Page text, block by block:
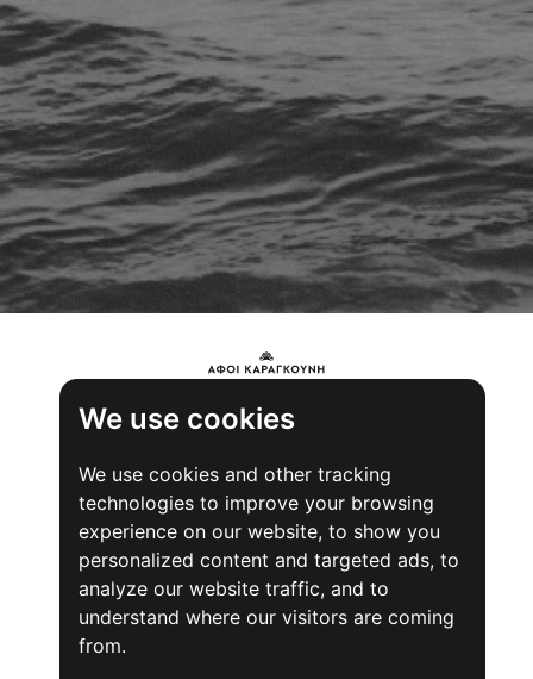
We use cookies
We use cookies and other tracking
technologies to improve your browsing
experience on our website, to show you
personalized content and targeted ads, to
analyze our website traffic, and to
understand where our visitors are coming
from.